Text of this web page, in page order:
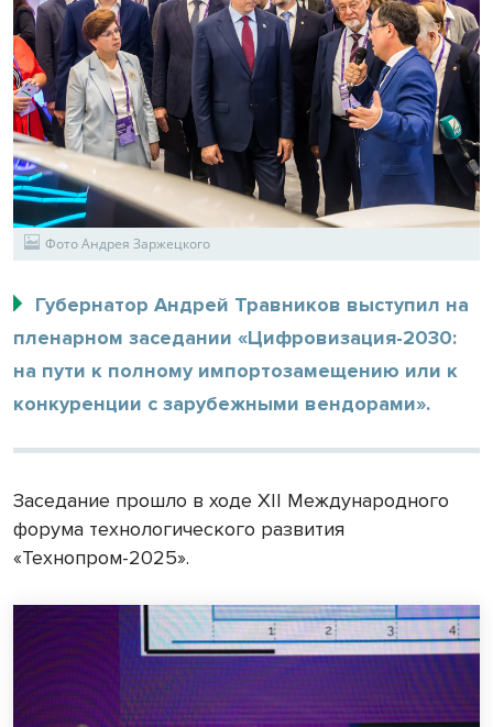
Фото Андрея Заржецкого
Губернатор Андрей Травников выступил на
пленарном заседании «Цифровизация-2030:
на пути к полному импортозамещению или к
конкуренции с зарубежными вендорами».
Заседание прошло в ходе XII Международного
форума технологического развития
«Технопром-2025».